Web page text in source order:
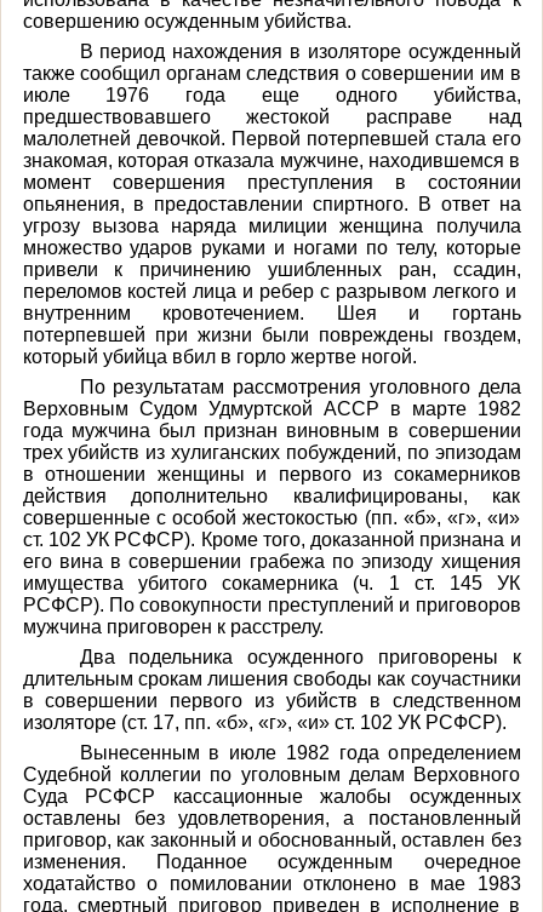
совершению осужденным убийства.
В период нахождения в изоляторе осужденный
также сообщил органам следствия о совершении им в
июле 1976 года еще одного убийства,
предшествовавшего жестокой расправе над
малолетней девочкой. Первой потерпевшей стала его
знакомая, которая отказала мужчине, находившемся в
момент совершения преступления в состоянии
опьянения, в предоставлении спиртного. В ответ на
угрозу вызова наряда милиции женщина получила
множество ударов руками и ногами по телу, которые
привели к причинению ушибленных ран, ссадин,
переломов костей лица и ребер с разрывом легкого и
внутренним кровотечением. Шея и гортань
потерпевшей при жизни были повреждены гвоздем,
который убийца вбил в горло жертве ногой.
По результатам рассмотрения уголовного дела
Верховным Судом Удмуртской АССР в марте 1982
года мужчина был признан виновным в совершении
трех убийств из хулиганских побуждений, по эпизодам
в отношении женщины и первого из сокамерников
действия дополнительно квалифицированы, как
совершенные с особой жестокостью (пп. «б», «г», «и»
ст. 102 УК РСФСР). Кроме того, доказанной признана и
его вина в совершении грабежа по эпизоду хищения
имущества убитого сокамерника (ч. 1 ст. 145 УК
РСФСР). По совокупности преступлений и приговоров
мужчина приговорен к расстрелу.
Два подельника осужденного приговорены к
длительным срокам лишения свободы как соучастники
в совершении первого из убийств в следственном
изоляторе (ст. 17, пп. «б», «г», «и» ст. 102 УК РСФСР).
Вынесенным в июле 1982 года определением
Судебной коллегии по уголовным делам Верховного
Суда РСФСР кассационные жалобы осужденных
оставлены без удовлетворения, а постановленный
приговор, как законный и обоснованный, оставлен без
изменения. Поданное осужденным очередное
ходатайство о помиловании отклонено в мае 1983
года, смертный приговор приведен в исполнение в